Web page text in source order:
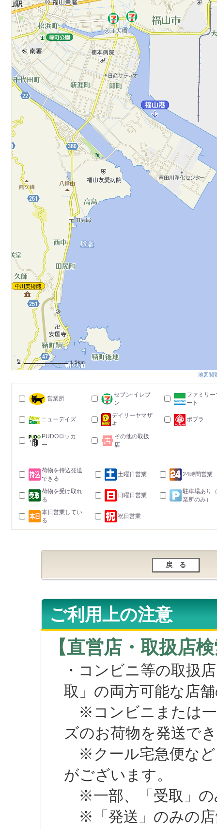
1.5km
地図閲
営業所
セブン-イレブ
ン
ファミリー
ート
ニューデイズ
デイリーヤマザ
キ
ポプラ
PUDOロッカ
ー
その他の取扱
店
荷物を持込発送
できる
土曜日営業 24時間営業
荷物を受け取れ
る
日曜日営業
駐車場あり
業所のみ）
本日営業してい
る
祝日営業
ご利用上の注意
【直営店・取扱店
・コンビニ等の取扱
取」の両方可能な店
※コンビニまたは一
ズのお荷物を発送で
※クール宅急便など
がございます。
※一部、「受取」の
※「発送」のみの店